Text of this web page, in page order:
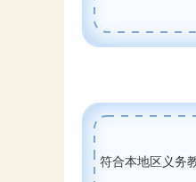
符合本地区义务